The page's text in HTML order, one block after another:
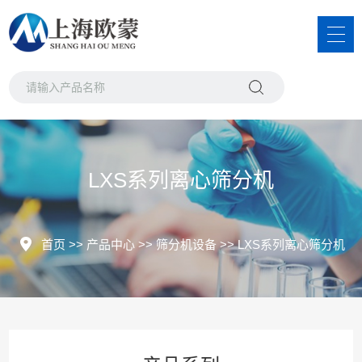
LXS系列离心筛分机
首页 >> 产品中心>> 筛分机设备>>LXS系列离心筛分机